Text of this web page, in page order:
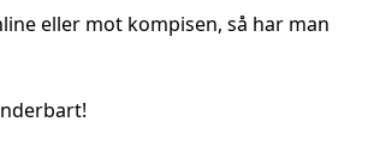
eller mot kompisen, så har man